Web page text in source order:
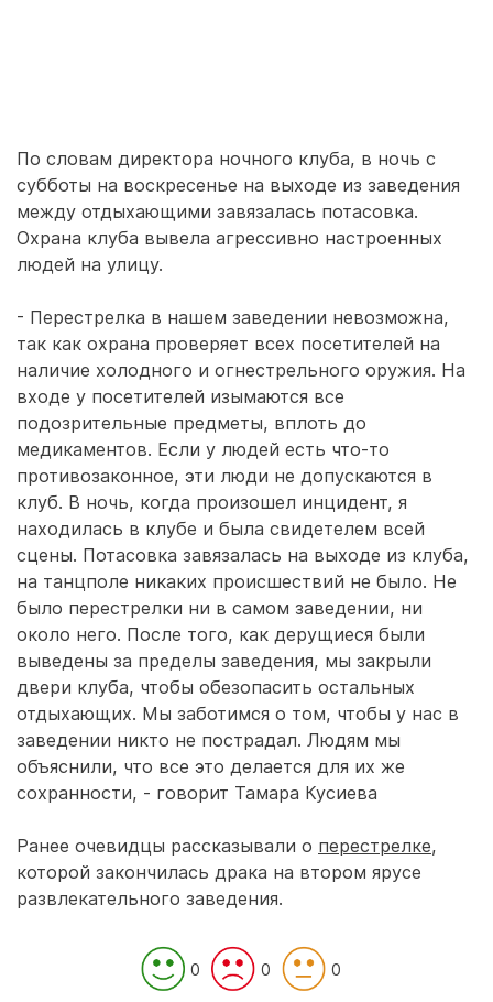
По словам директора ночного клуба, в ночь с
субботы на воскресенье на выходе из заведения
между отдыхающими завязалась потасовка.
Охрана клуба вывела агрессивно настроенных
людей на улицу.
- Перестрелка в нашем заведении невозможна,
так как охрана проверяет всех посетителей на
наличие холодного и огнестрельного оружия. На
входе у посетителей изымаются все
подозрительные предметы, вплоть до
медикаментов. Если у людей есть что-то
противозаконное, эти люди не допускаются в
клуб. В ночь, когда произошел инцидент, я
находилась в клубе и была свидетелем всей
сцены. Потасовка завязалась на выходе из клуба,
на танцполе никаких происшествий не было. Не
было перестрелки ни в самом заведении, ни
около него. После того, как дерущиеся были
выведены за пределы заведения, мы закрыли
двери клуба, чтобы обезопасить остальных
отдыхающих. Мы заботимся о том, чтобы у нас в
заведении никто не пострадал. Людям мы
объяснили, что все это делается для их же
сохранности, - говорит Тамара Кусиева
Ранее очевидцы рассказывали о перестрелке,
которой закончилась драка на втором ярусе
развлекательного заведения.
0 0 0